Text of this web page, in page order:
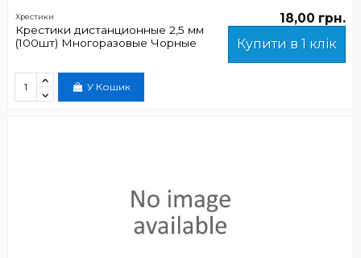
Хрестики
Крестики дистанционные 2,5 мм
(100шт) Многоразовые Чорные
18,00 грн.
Купити в 1 клік
У Кошик